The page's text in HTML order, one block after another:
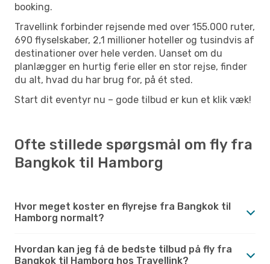
booking.
Travellink forbinder rejsende med over 155.000 ruter,
690 flyselskaber, 2,1 millioner hoteller og tusindvis af
destinationer over hele verden. Uanset om du
planlægger en hurtig ferie eller en stor rejse, finder
du alt, hvad du har brug for, på ét sted.
Start dit eventyr nu – gode tilbud er kun et klik væk!
Ofte stillede spørgsmål om fly fra
Bangkok til Hamborg
Hvor meget koster en flyrejse fra Bangkok til
Hamborg normalt?
Hvordan kan jeg få de bedste tilbud på fly fra
Bangkok til Hamborg hos Travellink?